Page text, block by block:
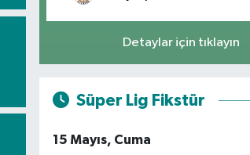
Detaylar için tıklayın
Süper Lig Fikstür
15 Mayıs, Cuma